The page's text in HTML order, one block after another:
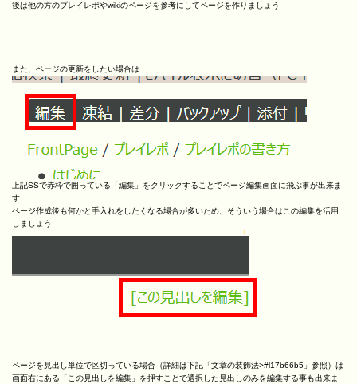
後は他の方のプレイレポやwikiのページを参考にしてページを作りましょう
また、ページの更新をしたい場合は
上記SSで赤枠で囲っている「編集」をクリックすることでページ編集画面に飛ぶ事が出来ま
す
ページ作成後も何かと手入れをしたくなる場合が多いため、そういう場合はこの編集を活用
しましょう
ページを見出し単位で区切っている場合（詳細は下記「文章の装飾法>#l17b66b5」参照）は
画面右にある「この見出しを編集」を押すことで選択した見出しのみを編集する事も出来ま